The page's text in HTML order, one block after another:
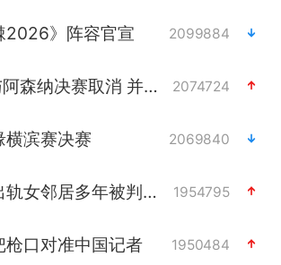
2026》阵容官宣 2099884
国足U17与阿森纳决赛取消 并列冠军 2074724
横滨赛决赛 2069840
上门女婿出轨女邻居多年被判重婚罪 1954795
枪口对准中国记者 1950484